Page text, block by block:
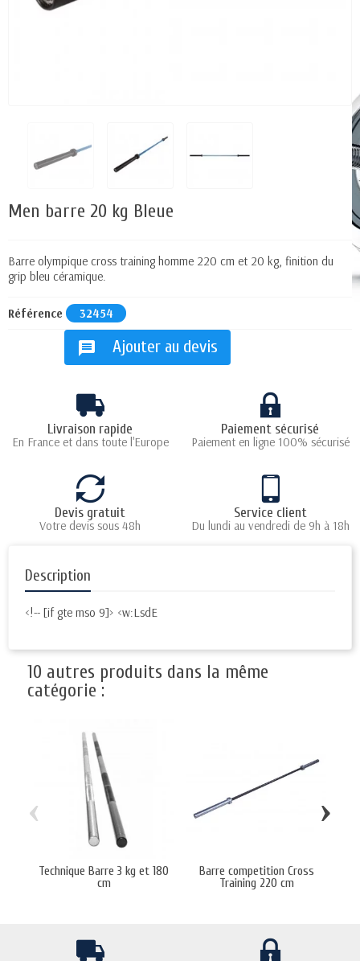
Men barre 20 kg Bleue
Barre olympique cross training homme 220 cm et 20 kg, finition du
grip bleu céramique.
Référence 32454
message Ajouter au devis
Livraison rapide
En France et dans toute l'Europe
Paiement sécurisé
Paiement en ligne 100% sécurisé
Devis gratuit
Votre devis sous 48h
Service client
Du lundi au vendredi de 9h à 18h
Description
<!-- [if gte mso 9]> <w:LsdE
10 autres produits dans la même
catégorie :
Technique Barre 3 kg et 180
cm
Barre competition Cross
Training 220 cm
‹ ›